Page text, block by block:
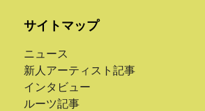
サイトマップ
ニュース
新人アーティスト記事
インタビュー
ルーツ記事